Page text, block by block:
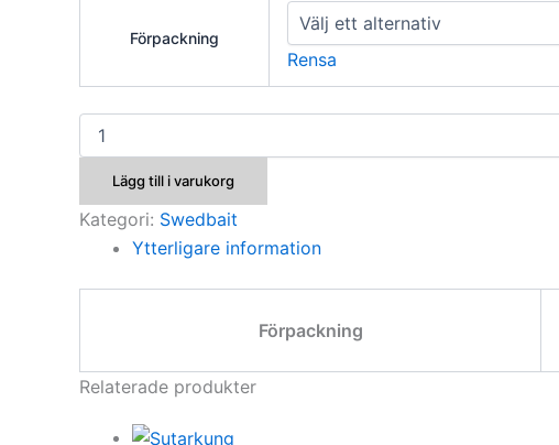
Förpackning
Rensa
Abborremäsk
mängd
Lägg till i varukorg
Kategori: Swedbait
Ytterligare information
Förpackning
Relaterade produkter